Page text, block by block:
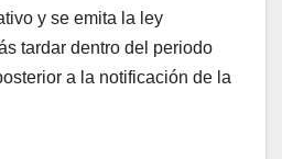
y se emita la ley
tardar dentro del periodo
a la notificación de la